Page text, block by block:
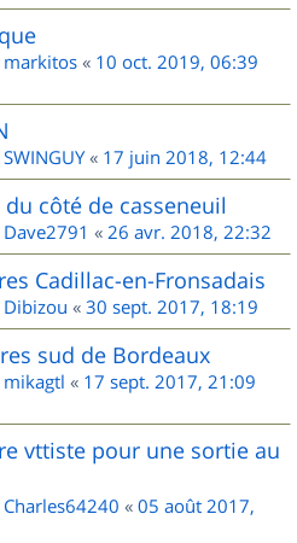
markitos « 10 oct. 2019, 06:39
SWINGUY« 17 juin 2018, 12:44
côté de casseneuil
Dave2791 « 26 avr. 2018, 22:32
Cadillac-en-Fronsadais
Dibizou « 30 sept. 2017, 18:19
sud de Bordeaux
mikagtl « 17 sept. 2017, 21:09
vttiste pour une sortie au
Charles64240 « 05 août 2017,